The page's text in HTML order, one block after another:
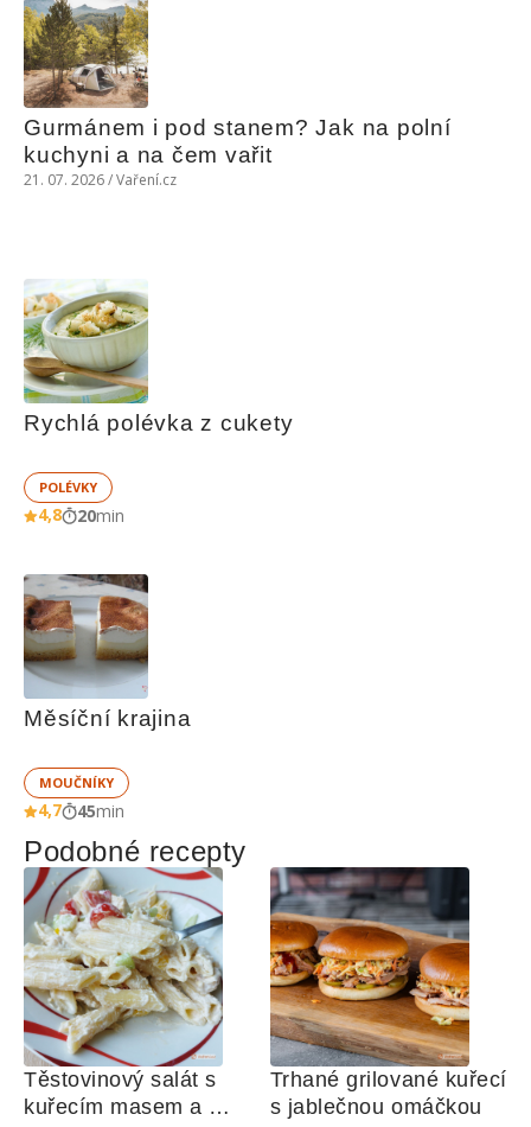
Gurmánem i pod stanem? Jak na polní
kuchyni a na čem vařit
21. 07. 2026 / Vaření.cz
Rychlá polévka z cukety
POLÉVKY
4,8 20min
Měsíční krajina
MOUČNÍKY
4,7 45min
Podobné recepty
Těstovinový salát s
kuřecím masem a
Trhané grilované kuřecí
s jablečnou omáčkou